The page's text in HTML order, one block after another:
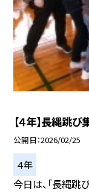
【４年】長縄跳び
公開日 2026/02/25
４年
今日は、「長縄跳